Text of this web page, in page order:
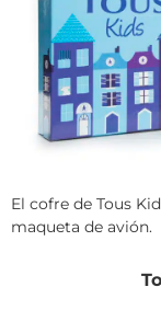
El cofre de Tous
maqueta de avión.